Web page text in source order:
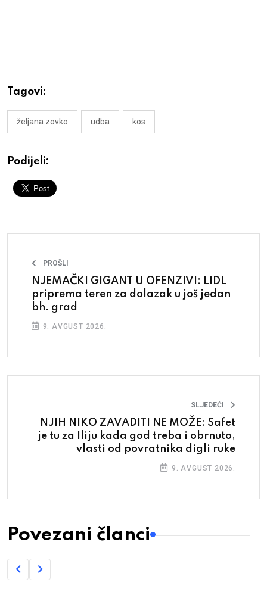
Tagovi:
željana zovko udba kos
Podijeli:
PROŠLI
NJEMAČKI GIGANT U OFENZIVI: LIDL
priprema teren za dolazak u još jedan
bh. grad
9. AVGUST 2026.
SLJEDEĆI
NJIH NIKO ZAVADITI NE MOŽE: Safet
je tu za Iliju kada god treba i obrnuto,
vlasti od povratnika digli ruke
9. AVGUST 2026.
Povezani članci